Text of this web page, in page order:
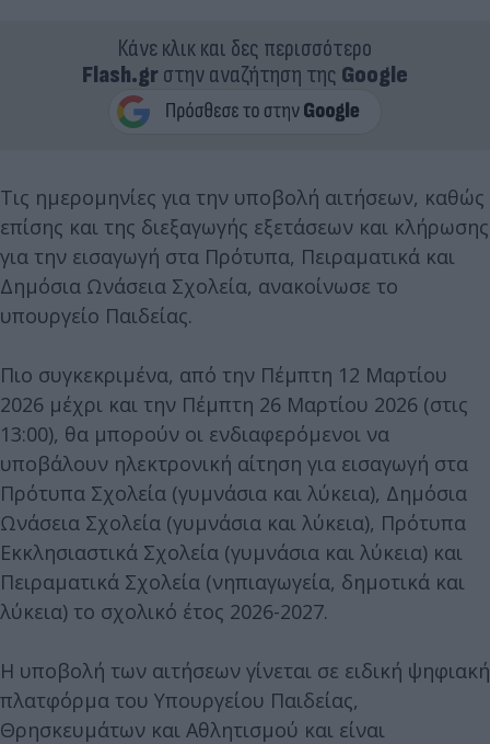
Κάνε κλικ και δες περισσότερο
Flash.grστην αναζήτηση της Google
Τις ημερομηνίες για την υποβολή αιτήσεων, καθώς
επίσης και της διεξαγωγής εξετάσεων και κλήρωσης
για την εισαγωγή στα Πρότυπα, Πειραματικά και
Δημόσια Ωνάσεια Σχολεία, ανακοίνωσε το
υπουργείο Παιδείας.
Πιο συγκεκριμένα, από την Πέμπτη 12 Μαρτίου
2026 μέχρι και την Πέμπτη 26 Μαρτίου 2026 (στις
13:00), θα μπορούν οι ενδιαφερόμενοι να
υποβάλουν ηλεκτρονική αίτηση για εισαγωγή στα
Πρότυπα Σχολεία (γυμνάσια και λύκεια), Δημόσια
Ωνάσεια Σχολεία (γυμνάσια και λύκεια), Πρότυπα
Εκκλησιαστικά Σχολεία (γυμνάσια και λύκεια) και
Πειραματικά Σχολεία (νηπιαγωγεία, δημοτικά και
λύκεια) το σχολικό έτος 2026-2027.
Η υποβολή των αιτήσεων γίνεται σε ειδική ψηφιακή
πλατφόρμα του Υπουργείου Παιδείας,
Θρησκευμάτων και Αθλητισμού και είναι